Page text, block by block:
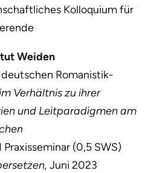
Kolloquium für
Weiden
Romanistik-
Verhältnis zu ihrer
und Leitparadigmen am
(0,5 SWS)
Juni 2023